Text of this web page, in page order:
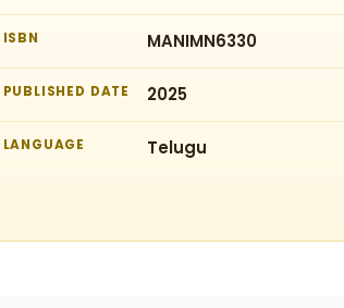
ISBN MANIMN6330
PUBLISHED DATE 2025
LANGUAGE Telugu